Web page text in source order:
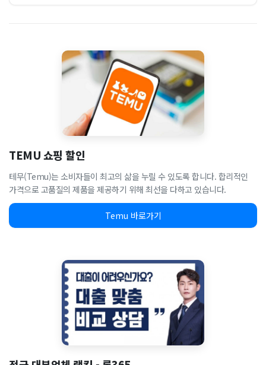
TEMU 쇼핑 할인
테무(Temu)는 소비자들이 최고의 삶을 누릴 수 있도록 합니다. 합리적인
가격으로 고품질의 제품을 제공하기 위해 최선을 다하고 있습니다.
Temu 바로가기